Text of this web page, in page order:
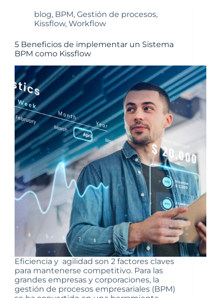
blog, BPM, Gestión de procesos,
Kissflow, Workflow
5 Beneficios de implementar un Sistema
BPM como Kissflow
Eficiencia y agilidad son 2 factores claves
para mantenerse competitivo. Para las
grandes empresas y corporaciones, la
gestión de procesos empresariales (BPM)